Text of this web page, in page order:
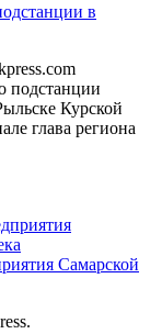
в
подстанции
Курской
глава региона
Самарской